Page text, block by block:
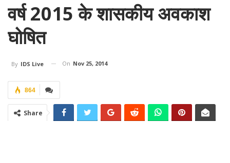
वर्ष 2015 के शासकीय अवकाश
घोषित
By IDS Live On Nov 25, 2014
864
Share